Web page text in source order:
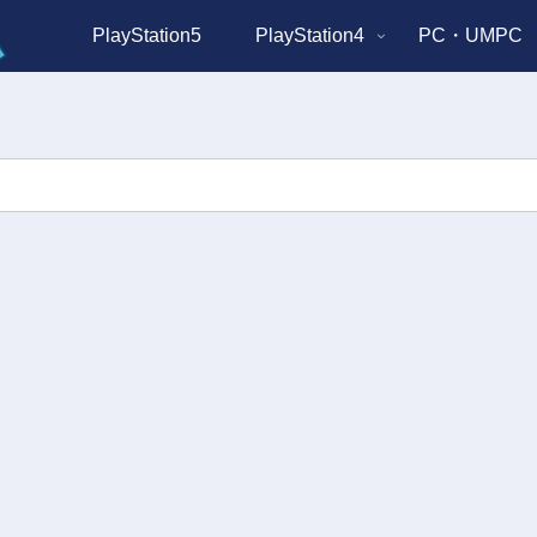
PlayStation5 PlayStation4 PC・UMPC